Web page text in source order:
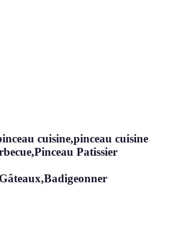
cuisine,pinceau cuisine
Patissier